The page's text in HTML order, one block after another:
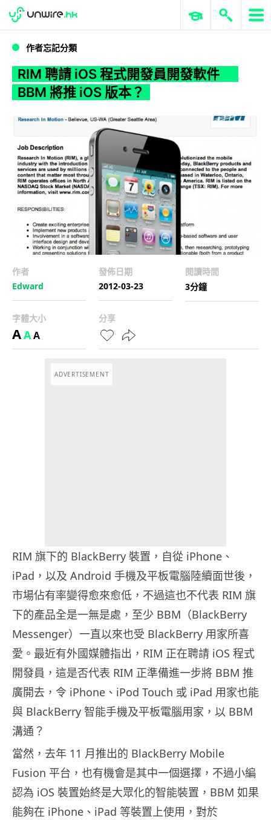
WWDC 2026 ERP 與商業 AI
作者忘記分類
RIM 聘請 iOS 程式開發員開發軟件
BBM 將推 iOS 版本？
作者
Edward
發佈日期
2012-03-23
閱讀時間
3分鐘
字體大小
AAA
分享
ADVERTISEMENT
RIM 旗下的 BlackBerry 裝置，自從 iPhone、
iPad，以及 Android 手機及平板電腦陸續面世後，
市場佔有率變得愈來愈低，不過這也不代表 RIM 旗
下的產品全是一無是處，至少 BBM（BlackBerry
Messenger）一直以來也受 BlackBerry 用家所喜
愛。最近有外國媒體指出，RIM 正在聘請 iOS 程式
開發員，這是否代表 RIM 正準備進一步將 BBM 推
廣開去，令 iPhone、iPod Touch 或 iPad 用家也能
與 BlackBerry 智能手機及平板電腦用家，以 BBM
溝通？
當然，去年 11 月推出的 BlackBerry Mobile
Fusion 平台，也有機會是其中一個選擇，不過小編
認為 iOS 裝置始終是大眾化的智能裝置，BBM 如果
能夠在 iPhone、iPad 等裝置上使用，對於